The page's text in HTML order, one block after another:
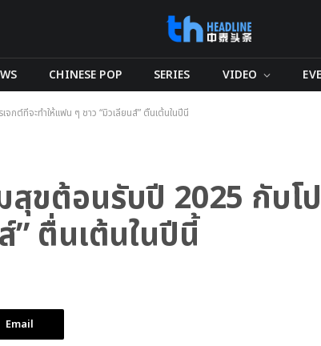
CHINESE POP SERIES VIDEO
กต์ที่จะทำให้แฟน ๆ ชาว “มิวเลี่ยนส์” ตื่นเต้นในปีนี้
ขต้อนรับปี 2025 กับโ
” ตื่นเต้นในปีนี้
Email